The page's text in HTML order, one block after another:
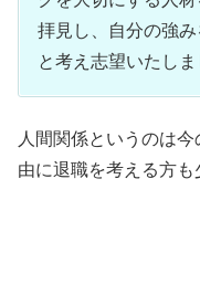
拝見し、自分の強
と考え志望いたしま
人間関係というのは
由に退職を考える方も